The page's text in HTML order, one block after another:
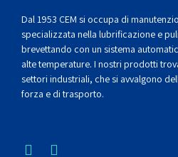
Dal 1953 CEM si occupa di
specializzata nella lubrificazione e
brevettando con un sistema
alte temperature. I nostri prodotti
settori industriali, che si avvalgono
forza e di trasporto.